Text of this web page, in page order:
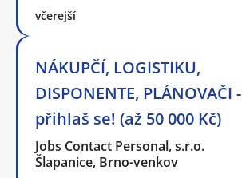
včerejší
NÁKUPČÍ, LOGISTIKU,
DISPONENTE, PLÁNOVAČI -
přihlaš se! (až 50 000 Kč)
Jobs Contact Personal, s.r.o.
Šlapanice, Brno-venkov